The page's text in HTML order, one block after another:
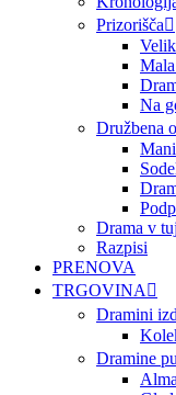
Prizorišča
Na
Družbena
Drama v
Razpisi
PRENOVA
TRGOVINA
Dramini
Dramine